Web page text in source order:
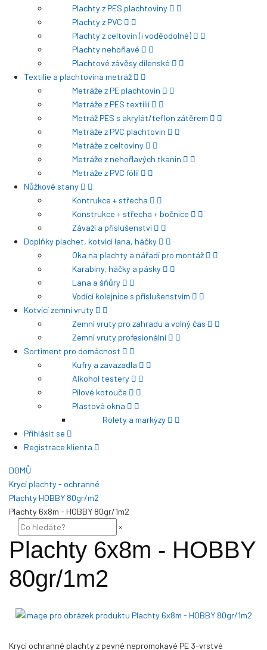
Plachty z PES plachtoviny
Plachty z PVC
Plachty z celtovin (i voděodolné)
Plachty nehořlavé
Plachtové závěsy dílenské
Textilie a plachtovina metráž
Metráže z PE plachtovin
Metráže z PES textilií
Metráž PES s akrylát/teflon zátěrem
Metráže z PVC plachtovin
Metráže z celtoviny
Metráže z nehořlavých tkanin
Metráže z PVC fólií
Nůžkové stany
Kontrukce + střecha
Konstrukce + střecha + bočnice
Závaží a příslušenství
Doplňky plachet, kotvící lana, háčky
Oka na plachty a nářadí pro montáž
Karabiny, háčky a pásky
Lana a šňůry
Vodící kolejnice s příslušenstvím
Kotvící zemní vruty
Zemní vruty pro zahradu a volný čas
Zemní vruty profesionální
Sortiment pro domácnost
Kufry a zavazadla
Alkohol testery
Pilové kotouče
Plastová okna
Rolety a markýzy
Přihlásit se
Registrace klienta
DOMŮ
Krycí plachty - ochranné
Plachty HOBBY 80gr/m2
Plachty 6x8m - HOBBY 80gr/1m2
×
Plachty 6x8m - HOBBY
80gr/1m2
Krycí ochranné plachty z pevné nepromokavé PE 3-vrstvé